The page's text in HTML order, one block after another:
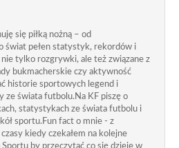
się piłką nożną – od
świat pełen statystyk, rekordów i
tylko rozgrywki, ale też związane z
bukmacherskie czy aktywność
historie sportowych legend i
ze świata futbolu.Na KF piszę o
statystykach ze świata futbolu i
sportu.Fun fact o mnie - z
kiedy czekałem na kolejne
by przeczytać co się dzieje w